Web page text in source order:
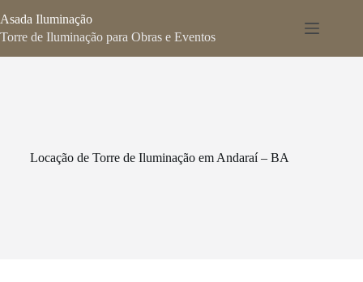
para
o
Asada Iluminação
Torre de Iluminação para Obras e Eventos
Locação de Torre de Iluminação em Andaraí – BA